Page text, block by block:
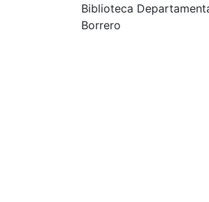
Biblioteca
Borrero